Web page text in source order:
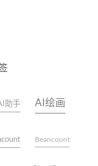
助手 AI绘画
Beancount